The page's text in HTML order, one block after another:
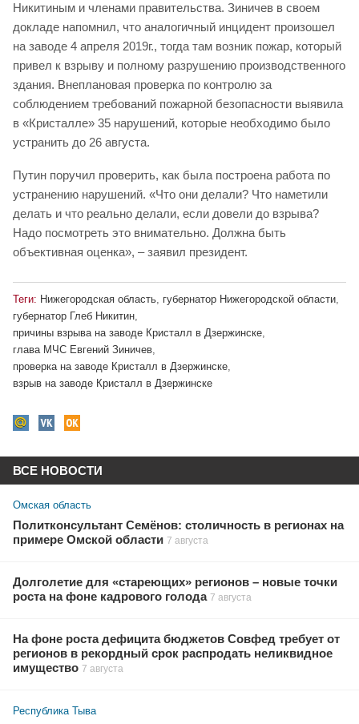
Никитиным и членами правительства. Зиничев в своем
докладе напомнил, что аналогичный инцидент произошел
на заводе 4 апреля 2019г., тогда там возник пожар, который
привел к взрыву и полному разрушению производственного
здания. Внеплановая проверка по контролю за
соблюдением требований пожарной безопасности выявила
в «Кристалле» 35 нарушений, которые необходимо было
устранить до 26 августа.
Путин поручил проверить, как была построена работа по
устранению нарушений. «Что они делали? Что наметили
делать и что реально делали, если довели до взрыва?
Надо посмотреть это внимательно. Должна быть
объективная оценка», – заявил президент.
Теги: Нижегородская область губернатор Нижегородской области
губернатор Глеб Никитин,
причины взрыва на заводе Кристалл в Дзержинске,
глава МЧС Евгений Зиничев,
проверка на заводе Кристалл в Дзержинске,
взрыв на заводе Кристалл в Дзержинске
ВСЕ НОВОСТИ
Омская область
Политконсультант Семёнов: столичность в регионах на
примере Омской области 7 августа
Долголетие для «стареющих» регионов – новые точки
роста на фоне кадрового голода 7 августа
На фоне роста дефицита бюджетов Совфед требует от
регионов в рекордный срок распродать неликвидное
имущество 7 августа
Республика Тыва